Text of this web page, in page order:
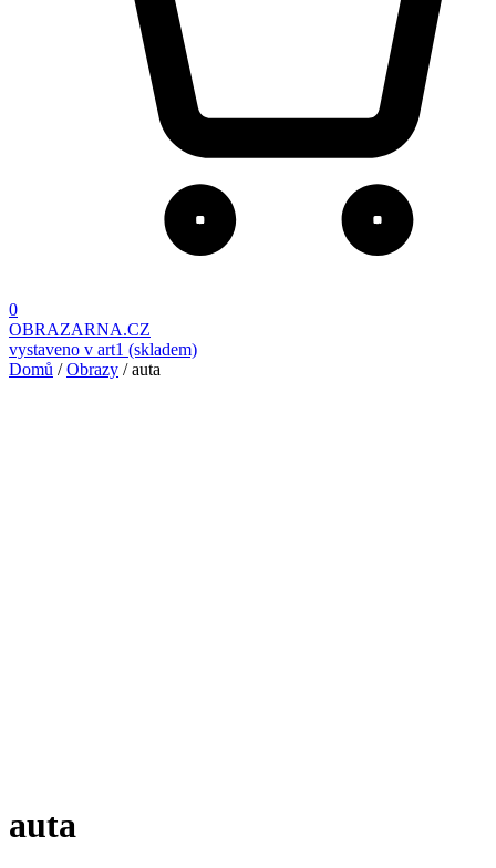
0
OBRAZARNA.CZ
vystaveno v art1 (skladem)
Domů /Obrazy / auta
auta